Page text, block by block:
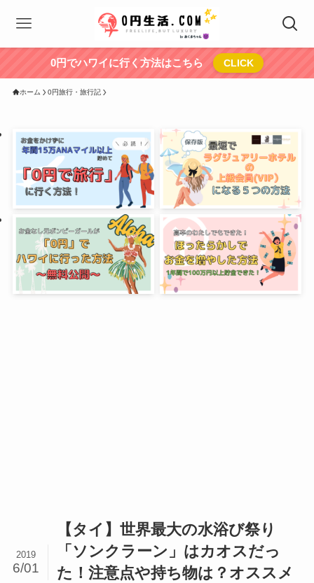
0円でハワイに行く方法はこちら CLICK
ホーム 0円旅行・旅行記
【タイ】世界最大の水浴び祭り
「ソンクラーン」はカオスだっ
た！注意点や持ち物は？オススメ
2019
6/01